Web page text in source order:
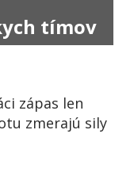
tímov
zápas len
zmerajú sily